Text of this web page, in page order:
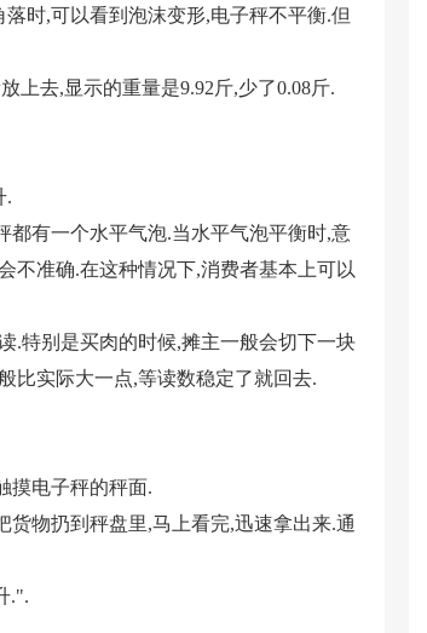
时,可以看到泡沫变形,电子秤不平衡.但
去,显示的重量是9.92斤,少了0.08斤.
.
有一个水平气泡.当水平气泡平衡时,意
不准确.在这种情况下,消费者基本上可以
特别是买肉的时候,摊主一般会切下一块
比实际大一点,等读数稳定了就回去.
电子秤的秤面.
物扔到秤盘里,马上看完,迅速拿出来.通
.".
器设备管理中非常重
,其目的在...
计量检测---根据计量检测器具的选